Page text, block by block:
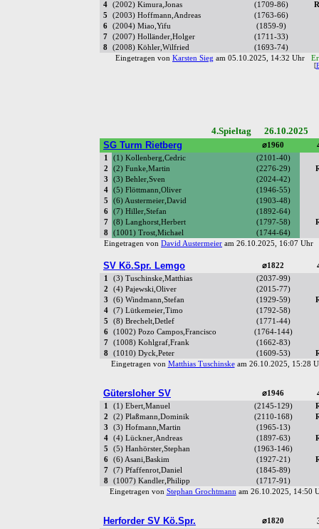
4
(2002) Kimura,Jonas (1709-86)
5
(2003) Hoffmann,Andreas (1763-66)
6
(2004) Miao,Yifu (1859-9)
7
(2007) Holländer,Holger (1711-33)
8
(2008) Köhler,Wilfried (1693-74)
Eingetragen von Karsten Sieg am 05.10.2025, 14:32 Uhr
[
4.Spieltag 26.10.2025
SG Turm Rietberg
⌀1960
1 (1) Kollenberg,Cedric
(2101-40)
2
(2) Funke,Martin (2276-29)
3
(3) Behler,Sven
(2024-42)
4
(5) Flöttmann,Oliver
(1946-55)
5
(6) Austermeier,David
(1903-48)
6
(7) Hiller,Stefan
(1892-64)
7
(8) Langhorst,Herbert (1797-58)
8
(1001) Trost,Michael
(1744-64)
Eingetragen von David Austermeier am 26.10.2025, 16:07 Uhr
SV Kö.Spr. Lemgo ⌀1822
1 (3) Tuschinske,Matthias
(2037-99)
2
(4) Pajewski,Oliver
(2015-77)
3
(6) Windmann,Stefan (1929-59)
4
(7) Lütkemeier,Timo
(1792-58)
5
(8) Brechelt,Detlef
(1771-44)
6
(1002) Pozo Campos,Francisco
(1764-144)
7
(1008) Kohlgraf,Frank
(1662-83)
8
(1010) Dyck,Peter (1609-53)
Eingetragen von Matthias Tuschinskeam 26.10.2025, 15:28
Gütersloher SV ⌀1946
1 (1) Ebert,Manuel (2145-129)
2
(2) Plaßmann,Dominik (2110-168)
3
(3) Hofmann,Martin
(1965-13)
4
(4) Lückner,Andreas (1897-63)
5
(5) Hanhörster,Stephan
(1963-146)
6
(6) Asani,Baskim (1927-21)
7
(7) Pfaffenrot,Daniel
(1845-89)
8
(1007) Kandler,Philipp
(1717-91)
Eingetragen von Stephan Grochtmannam 26.10.2025, 14:50
Herforder SV Kö.Spr. ⌀1820